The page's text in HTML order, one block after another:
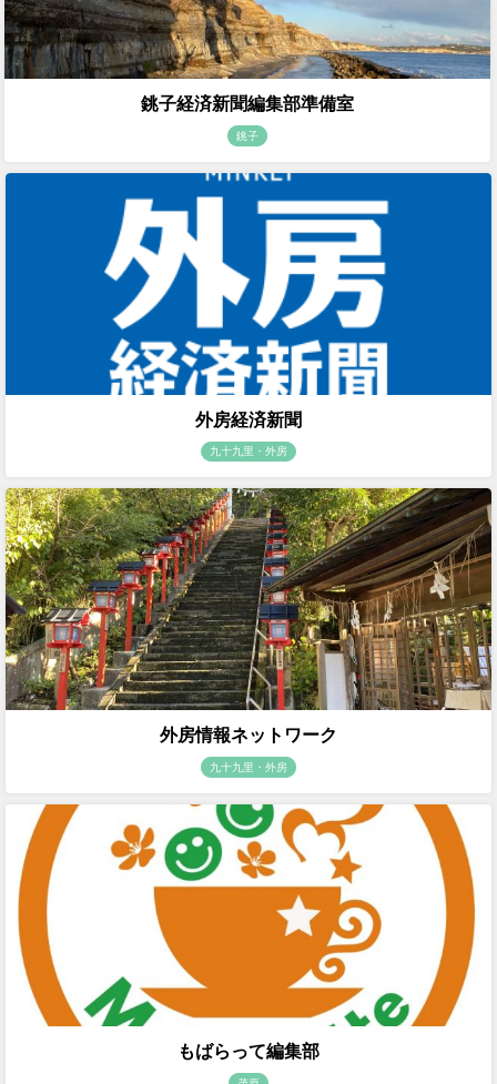
銚子経済新聞編集部準備室
銚子
外房経済新聞
九十九里・外房
外房情報ネットワーク
九十九里・外房
もばらって編集部